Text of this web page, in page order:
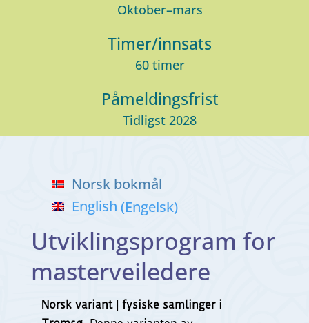
Oktober–mars
Timer/innsats
60 timer
Påmeldingsfrist
Tidligst 2028
Norsk bokmål
English (Engelsk)
Utviklingsprogram for
masterveiledere
Norsk variant | fysiske samlinger i